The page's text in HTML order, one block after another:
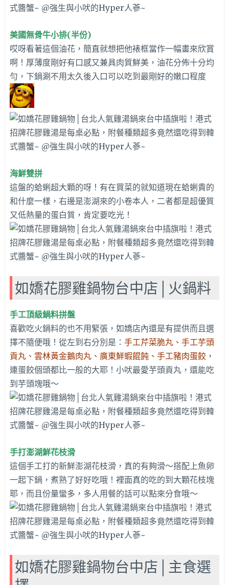
美國無骨牛小排(半份)
哎呀看著這個油花，簡直就想把他裱框當作一幅畫來欣賞
啊！厚薄度剛好有口感又兼具肉質鮮美，油花分佈十分均
勻，下鍋涮不用太久後入口可以吃到最剛好的嫩口程度
海鮮雙拼
這盤的蛤蜊超大顆的呀！有在買菜的就知道現在蛤蜊貴的
和什麼一樣，右邊是澎湖來的小卷本人，二者都是超優質
又低熱量的蛋白質，肯定要吃光！
如嬌花膠雞鍋物台中店│火鍋料
手工頂級鍋料拼盤
喜歡吃火鍋料的也不用緊張，如嬌店內還是有提供而且選
擇不隨便哦！從左到右分別是： 手工芹菜脆丸、手工芋頭
貢丸、雲林黃金鵝肉丸、廣東鮮蝦餛飩、手工豬肉蛋餃，
連蛋餃個頭都比一般的大耶！小吠最愛芋頭貢丸，還能吃
到芋頭塊哦～
手打澎湖鮮花枝滑
這個手工打的新鮮澎湖花枝滑，真的有夠滑～搭配上魚卵
一起下鍋，煮熟了好好吃哦！裡面真的吃的到大顆花枝塊
耶，而且份量蠻多，多人用餐的話可以點來分食哦～
如嬌花膠雞鍋物台中店│主食選